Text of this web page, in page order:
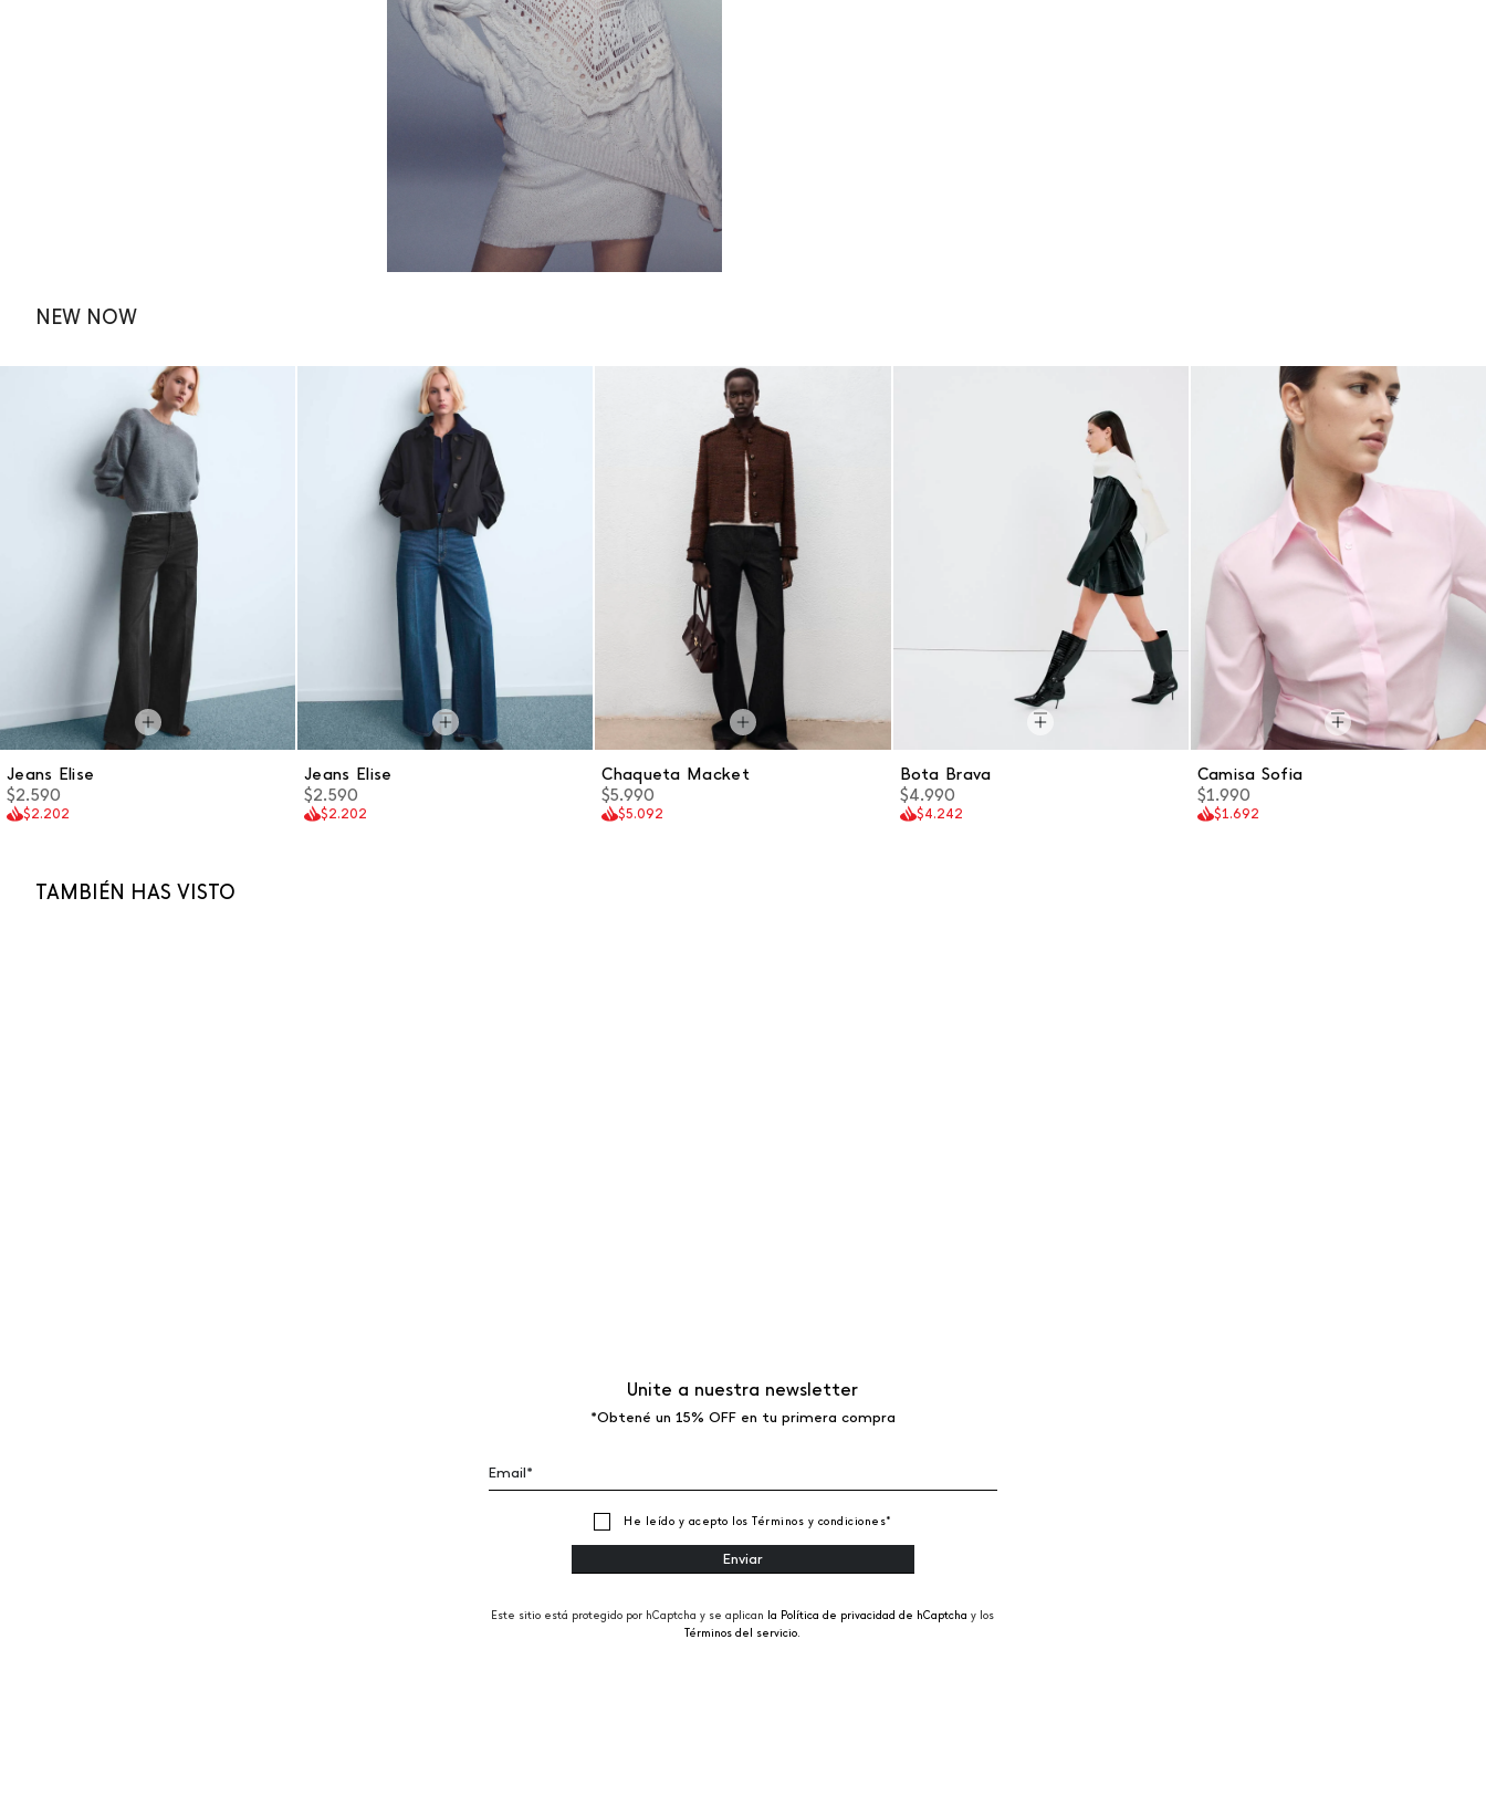
NEW NOW
Jeans Elise
$2.590
$2.202
Jeans Elise
$2.590
$2.202
Chaqueta Macket
$5.990
$5.092
Bota Brava
$4.990
$4.242
Camisa Sofia
$1.990
$1.692
TAMBIÉN HAS VISTO
Unite a nuestra newsletter
*Obtené un 15% OFF en tu primera compra
He leído y acepto los Términos y condiciones*
Este sitio está protegido por hCaptcha y se aplican la Política de privacidad de hCaptchay los
Términos del servicio.